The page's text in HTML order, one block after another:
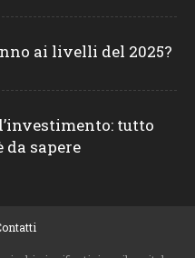
ai livelli del 2025?
tutto
da sapere